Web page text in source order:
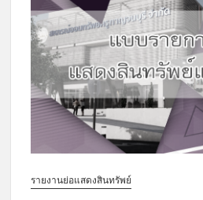
รายงานย่อแสดงสินทรัพย์